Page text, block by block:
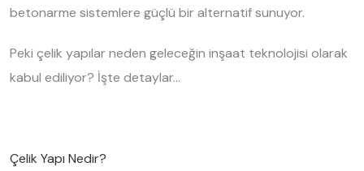
betonarme sistemlere güçlü bir alternatif sunuyor.
Peki çelik yapılar neden geleceğin inşaat teknolojisi olarak
kabul ediliyor? İşte detaylar…
Çelik Yapı Nedir?